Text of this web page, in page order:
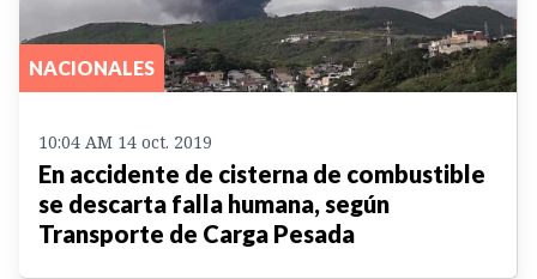
NACIONALES
10:04 AM 14 oct. 2019
En accidente de cisterna de combustible
se descarta falla humana, según
Transporte de Carga Pesada